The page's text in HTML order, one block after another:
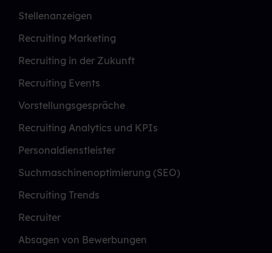
Stellenanzeigen
Recruiting Marketing
Recruiting in der Zukunft
Recruiting Events
Vorstellungsgespräche
Recruiting Analytics und KPIs
Personaldienstleister
Suchmaschinenoptimierung (SEO)
Recruiting Trends
Recruiter
Absagen von Bewerbungen